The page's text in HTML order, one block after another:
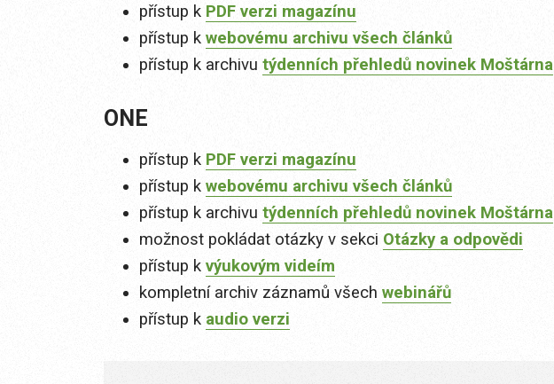
přístup k PDF verzi magazínu
přístup k webovému archivu všech článků
přístup k archivu týdenních přehledů novinek Moštárna
ONE
přístup k PDF verzi magazínu
přístup k webovému archivu všech článků
přístup k archivu týdenních přehledů novinek Moštárna
možnost pokládat otázky v sekci Otázky a odpovědi
přístup k výukovým videím
kompletní archiv záznamů všech webinářů
přístup k audio verzi